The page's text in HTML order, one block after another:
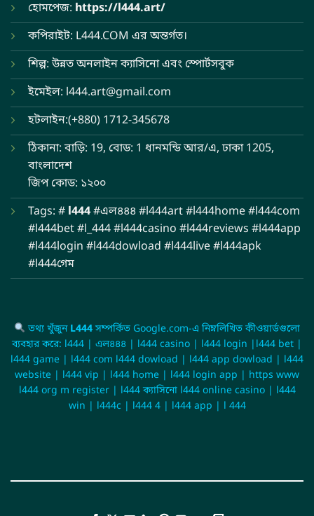
হোমপেজ: https://l444.art/
কপিরাইট: L444.COM এর অন্তর্গত।
শিল্প: উন্নত অনলাইন ক্যাসিনো এবং স্পোর্টসবুক
ইমেইল: l444.art@gmail.com
হটলাইন:(+880) 1712-345678
ঠিকানা: বাড়ি: 19, বোড: 1 ধানমন্ডি আর/এ, ঢাকা 1205,
বাংলাদেশ
জিপ কোড: ১২০০
Tags: # l444#এল৪৪৪ #l444art #l444home #l444com
#l444bet #l_444 #l444casino #l444reviews #l444app
#l444login #l444dowload #l444live #l444apk
#l444গেম
তথ্য খুঁজুন L444সম্পর্কিত Google.com-এ নিম্নলিখিত কীওয়ার্ডগুলো
ব্যবহার করে: l444 | এল৪৪৪ | l444 casino | l444 login |l444 bet |
l444 game | l444 com l444 dowload | l444 app dowload | l444
website | l444 vip | l444 họme | l444 login app | https www
l444 org m register | l444 ক্যাসিনো l444 online casino | l444
win | l444c | l444 4 | l444 app | l 444